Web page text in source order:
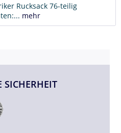
Rucksack 76-teilig
mehr
SICHERHEIT